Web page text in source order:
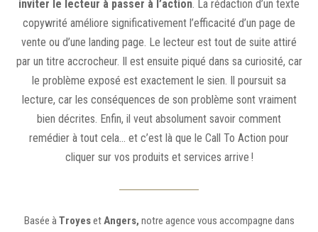
inviter le lecteur à passer à l’action. La rédaction d’un texte
copywrité améliore significativement l’efficacité d’un page de
vente ou d’une landing page. Le lecteur est tout de suite attiré
par un titre accrocheur. Il est ensuite piqué dans sa curiosité, car
le problème exposé est exactement le sien. Il poursuit sa
lecture, car les conséquences de son problème sont vraiment
bien décrites. Enfin, il veut absolument savoir comment
remédier à tout cela… et c’est là que le Call To Action pour
cliquer sur vos produits et services arrive !
Basée àTroyesetAngers, notre agence vous accompagne dans